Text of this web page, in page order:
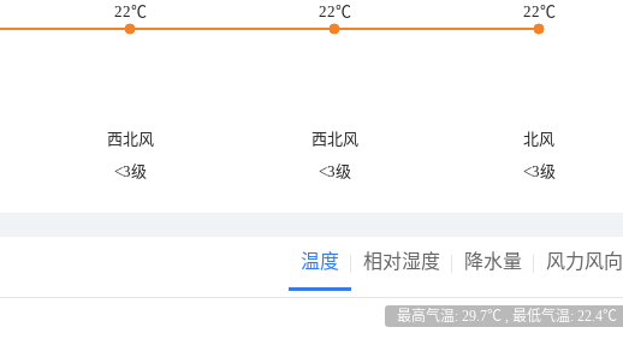
22℃ 22℃ 22℃
西北风 西北风
北风
<3级 <3级 <3级
温度 相对湿度 降水量 风力风向
最高气温: 29.7℃ , 最低气温: 22.4℃